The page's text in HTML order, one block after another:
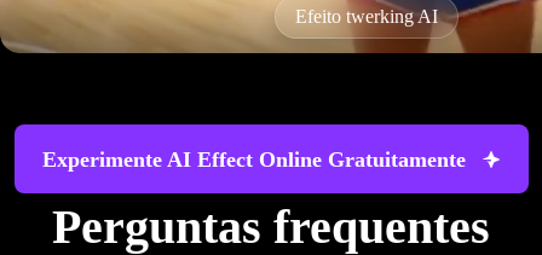
Efeito twerking AI
Experimente AI Effect Online Gratuitamente
Perguntas frequentes